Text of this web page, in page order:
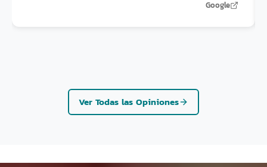
Google
Ver Todas las Opiniones